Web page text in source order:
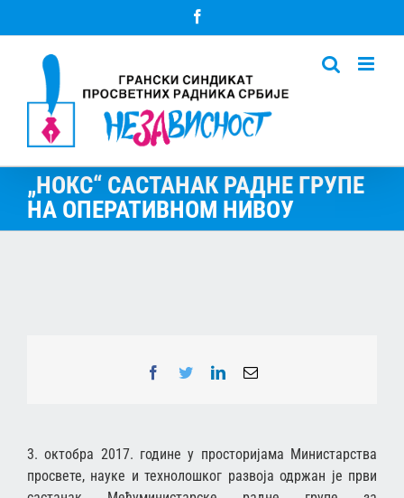
to
„НОКС“ САСТАНАК РАДНЕ ГРУПЕ
НА ОПЕРАТИВНОМ НИВОУ
Facebook
TwitterLinkedInEmail
3. октобра 2017. године у просторијама Министарства
просвете, науке и технолошког развоја одржан је први